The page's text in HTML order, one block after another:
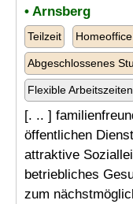
• Arnsberg
Teilzeit
Abgeschlossenes
Flexible Arbeitszeiten
[. .. ]
öffentlichen
attraktive
betriebliches
zum